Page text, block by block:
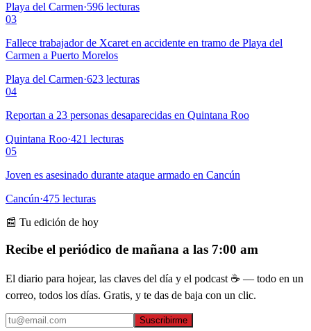
Playa del Carmen·596 lecturas
03
Fallece trabajador de Xcaret en accidente en tramo de Playa del
Carmen a Puerto Morelos
Playa del Carmen·623 lecturas
04
Reportan a 23 personas desaparecidas en Quintana Roo
Quintana Roo·421 lecturas
05
Joven es asesinado durante ataque armado en Cancún
Cancún·475 lecturas
📰 Tu edición de hoy
Recibe el periódico de mañana a las 7:00 am
El diario para hojear, las claves del día y el podcast ☕ — todo en un
correo, todos los días. Gratis, y te das de baja con un clic.
Suscribirme